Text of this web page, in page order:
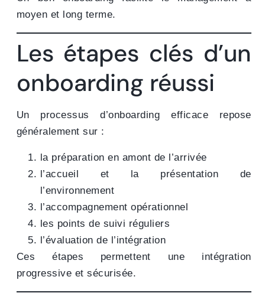
moyen et long terme.
Les étapes clés d’un
onboarding réussi
Un processus d’onboarding efficace repose
généralement sur :
la préparation en amont de l’arrivée
l’accueil et la présentation de
l’environnement
l’accompagnement opérationnel
les points de suivi réguliers
l’évaluation de l’intégration
Ces étapes permettent une intégration
progressive et sécurisée.